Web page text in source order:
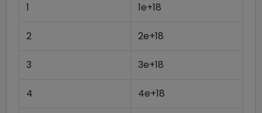
1 1e+18
2 2e+18
3 3e+18
4 4e+18